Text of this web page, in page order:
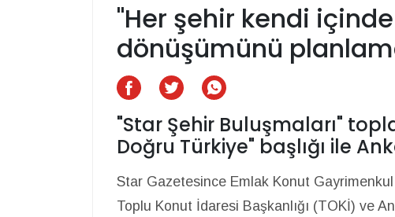
"Her şehir kendi
dönüşümünü
"Star Şehir Buluşmaları"
Doğru Türkiye" başlığı ile
Star Gazetesince Emlak Konut Gayrimenkul
Toplu Konut İdaresi Başkanlığı (TOKİ) ve